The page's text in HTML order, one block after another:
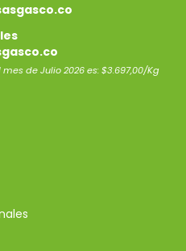
de Julio 2026 es: $3.697,00/Kg